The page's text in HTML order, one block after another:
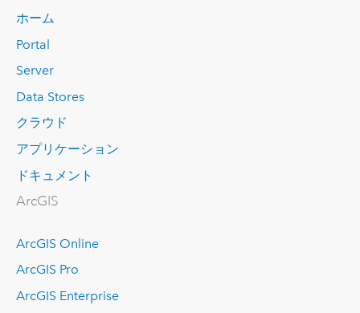
ホーム
Portal
Server
Data Stores
クラウド
アプリケーション
ドキュメント
ArcGIS
ArcGIS Online
ArcGIS Pro
ArcGIS Enterprise